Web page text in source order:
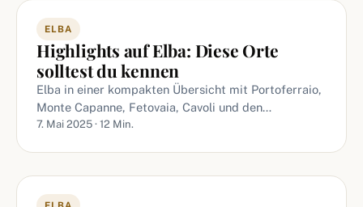
Artikel in Italien
ELBA
Highlights auf Elba: Diese Orte
solltest du kennen
Elba in einer kompakten Übersicht mit Portoferraio,
Monte Capanne, Fetovaia, Cavoli und den…
7. Mai 2025 · 12 Min.